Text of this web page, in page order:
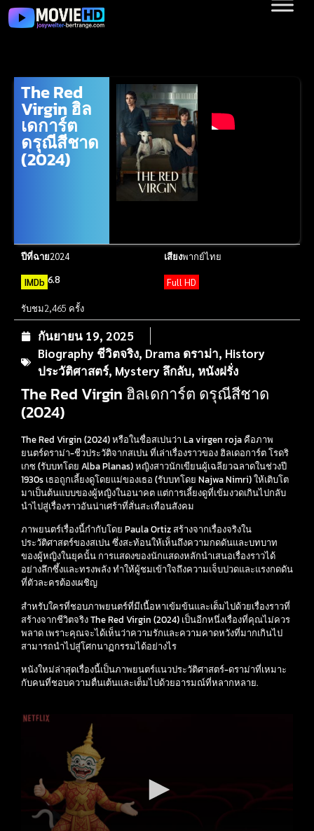
The Red
Virgin ฮิล
เดการ์ต
ดรุณีสีชาด
(2024)
ปีที่ฉาย2024 เสียงพากย์ไทย
IMDb 6.8 Full HD
รับชม2,465 ครั้ง
กันยายน 19, 2025
Biography ชีวิตจริง, Drama ดราม่า, History
ประวัติศาสตร์, Mystery ลึกลับ, หนังฝรั่ง
The Red Virgin ฮิลเดการ์ต ดรุณีสีชาด
(2024)
The Red Virgin (2024) หรือในชื่อสเปนว่า La virgen roja คือภาพ
ยนตร์ดราม่า-ชีวประวัติจากสเปน ที่เล่าเรื่องราวของ ฮิลเดอการ์ต โรดริ
เกซ (รับบทโดย Alba Planas) หญิงสาวนักเขียนผู้เฉลียวฉลาดในช่วงปี
1930s เธอถูกเลี้ยงดูโดยแม่ของเธอ (รับบทโดย Najwa Nimri) ให้เติบโต
มาเป็นต้นแบบของผู้หญิงในอนาคต แต่การเลี้ยงดูที่เข้มงวดเกินไปกลับ
นำไปสู่เรื่องราวอันน่าเศร้าที่สั่นสะเทือนสังคม
ภาพยนตร์เรื่องนี้กำกับโดย Paula Ortiz สร้างจากเรื่องจริงใน
ประวัติศาสตร์ของสเปน ซึ่งสะท้อนให้เห็นถึงความกดดันและบทบาท
ของผู้หญิงในยุคนั้น การแสดงของนักแสดงหลักนำเสนอเรื่องราวได้
อย่างลึกซึ้งและทรงพลัง ทำให้ผู้ชมเข้าใจถึงความเจ็บปวดและแรงกดดัน
ที่ตัวละครต้องเผชิญ
สำหรับใครที่ชอบภาพยนตร์ที่มีเนื้อหาเข้มข้นและเต็มไปด้วยเรื่องราวที่
สร้างจากชีวิตจริง The Red Virgin (2024) เป็นอีกหนึ่งเรื่องที่คุณไม่ควร
พลาด เพราะคุณจะได้เห็นว่าความรักและความคาดหวังที่มากเกินไป
สามารถนำไปสู่โศกนาฏกรรมได้อย่างไร
หนังใหม่ล่าสุดเรื่องนี้เป็นภาพยนตร์แนวประวัติศาสตร์-ดราม่าที่เหมาะ
กับคนที่ชอบความตื่นเต้นและเต็มไปด้วยอารมณ์ที่หลากหลาย.